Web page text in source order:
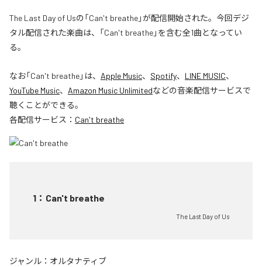
The Last Day of Usの「Can't breathe」が配信開始された。今回デジ
タル配信された楽曲は、「Can't breathe」を含む全1曲となってい
る。
なお「Can't breathe」は、 Apple Music、 Spotify、 LINE MUSIC、
YouTube Music、 Amazon Music Unlimitedなどの音楽配信サービスで
聴くことができる。
各配信サービス： Can't breathe
1 ： Can't breathe
The Last Day of Us
ジャンル： オルタナティブ